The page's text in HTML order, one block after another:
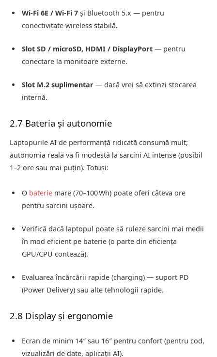
Wi-Fi 6E / Wi-Fi 7 și Bluetooth 5.x — pentru
conectivitate wireless stabilă.
Slot SD / microSD, HDMI / DisplayPort — pentru
conectare la monitoare externe.
Slot M.2 suplimentar — dacă vrei să extinzi stocarea
internă.
2.7 Bateria și autonomie
Laptopurile AI de performanță ridicată consumă mult;
autonomia reală va fi modestă la sarcini AI intense (posibil
1–2 ore sau mai puțin). Totuși:
O baterie mare (70–100 Wh) poate oferi câteva ore
pentru sarcini ușoare.
Verifică dacă laptopul poate să ruleze sarcini mai medii
în mod eficient pe baterie (o parte din eficiența
GPU/CPU contează).
Evaluarea încărcării rapide (charging) — suport PD
(Power Delivery) sau alte tehnologii rapide.
2.8 Display și ergonomie
Ecran de minim 14″ sau 16″ pentru confort (pentru cod,
vizualizări de date, aplicații AI).